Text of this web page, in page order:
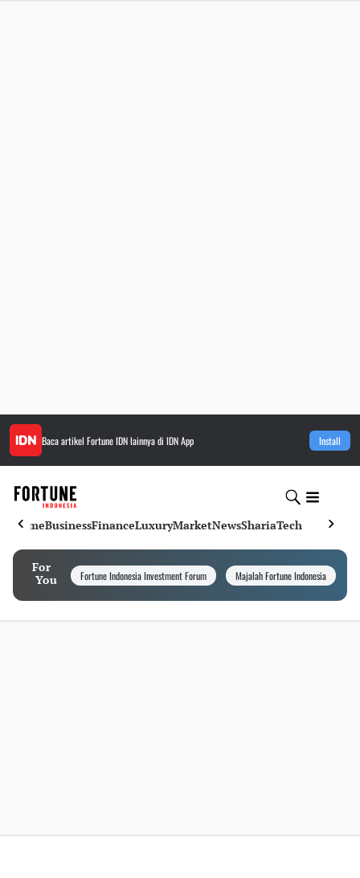
Baca artikel Fortune IDNlainnya di IDN App Install
HomeBusinessFinanceLuxuryMarketNewsShariaTech
For
You
Fortune Indonesia Investment Forum Majalah Fortune Indonesia